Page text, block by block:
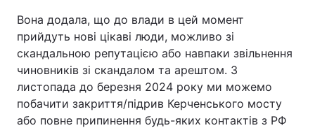
Вона додала, що до влади в цей момент
прийдуть нові цікаві люди, можливо зі
скандальною репутацією або навпаки звільнення
чиновників зі скандалом та арештом. З
листопада до березня 2024 року ми можемо
побачити закриття/підрив Керченського мосту
або повне припинення будь-яких контактів з РФ